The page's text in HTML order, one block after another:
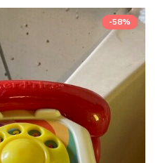
-58%